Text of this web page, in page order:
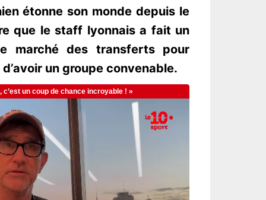
étonne son monde depuis le
que le staff lyonnais a fait un
marché des transferts pour
un groupe convenable.